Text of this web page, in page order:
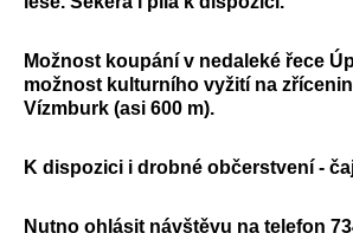
Možnost koupání v nedaleké řece
možnost kulturního vyžití na
Vízmburk (asi 600 m).
K dispozici i drobné občerstvení -
Nutno ohlásit návštěvu na telefon